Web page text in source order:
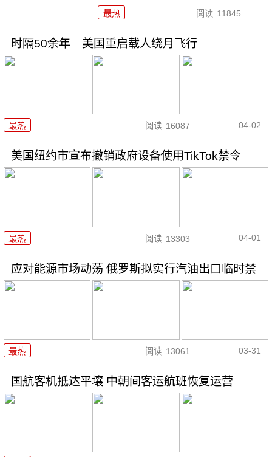
最热 阅读 11845
时隔50余年 美国重启载人绕月飞行
最热 阅读 16087 04-02
美国纽约市宣布撤销政府设备使用TikTok禁令
最热 阅读 13303 04-01
应对能源市场动荡 俄罗斯拟实行汽油出口临时禁
最热 阅读 13061 03-31
国航客机抵达平壤 中朝间客运航班恢复运营